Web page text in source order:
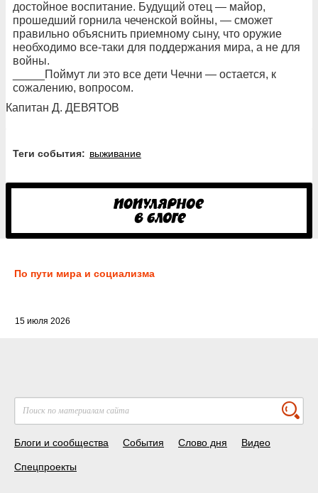
достойное воспитание. Будущий отец — майор,
прошедший горнила чеченской войны, — сможет
правильно объяснить приемному сыну, что оружие
необходимо все-таки для поддержания мира, а не для
войны.
_____Поймут ли это все дети Чечни — остается, к
сожалению, вопросом.
Капитан Д. ДЕВЯТОВ
Теги события: выживание
По пути мира и социализма
15 июля 2026
Блоги и сообщества События Слово дня Видео
Спецпроекты